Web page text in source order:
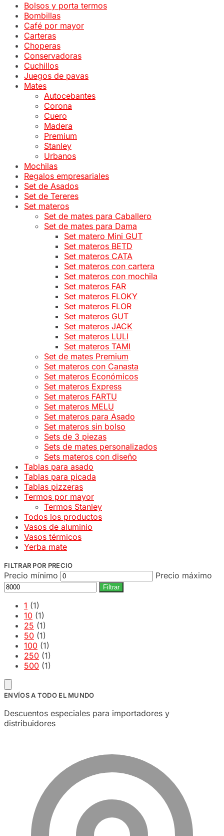
Bolsos y porta termos
Bombillas
Café por mayor
Carteras
Choperas
Conservadoras
Cuchillos
Juegos de pavas
Mates
Autocebantes
Corona
Cuero
Madera
Premium
Stanley
Urbanos
Mochilas
Regalos empresariales
Set de Asados
Set de Tereres
Set materos
Set de mates para Caballero
Set de mates para Dama
Set matero Mini GUT
Set materos BETD
Set materos CATA
Set materos con cartera
Set materos con mochila
Set materos FAR
Set materos FLOKY
Set materos FLOR
Set materos GUT
Set materos JACK
Set materos LULI
Set materos TAMI
Set de mates Premium
Set materos con Canasta
Set materos Económicos
Set materos Express
Set materos FARTU
Set materos MELU
Set materos para Asado
Set materos sin bolso
Sets de 3 piezas
Sets de mates personalizados
Sets materos con diseño
Tablas para asado
Tablas para picada
Tablas pizzeras
Termos por mayor
Termos Stanley
Todos los productos
Vasos de aluminio
Vasos térmicos
Yerba mate
FILTRAR POR PRECIO
Precio mínimo Precio máximo
Filtrar
1 (1)
10 (1)
25 (1)
50 (1)
100 (1)
250 (1)
500 (1)
ENVÍOS A TODO EL MUNDO
Descuentos especiales para importadores y
distribuidores